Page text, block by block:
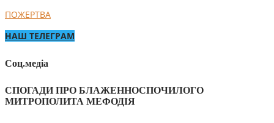
ПОЖЕРТВА
НАШ ТЕЛЕГРАМ
Соц.медіа
СПОГАДИ ПРО БЛАЖЕННОСПОЧИЛОГО
МИТРОПОЛИТА МЕФОДІЯ